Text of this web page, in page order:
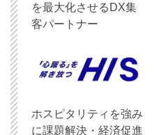
を最大化させるDX集
客パートナー
ホスピタリティを強み
に課題解決・経済促進